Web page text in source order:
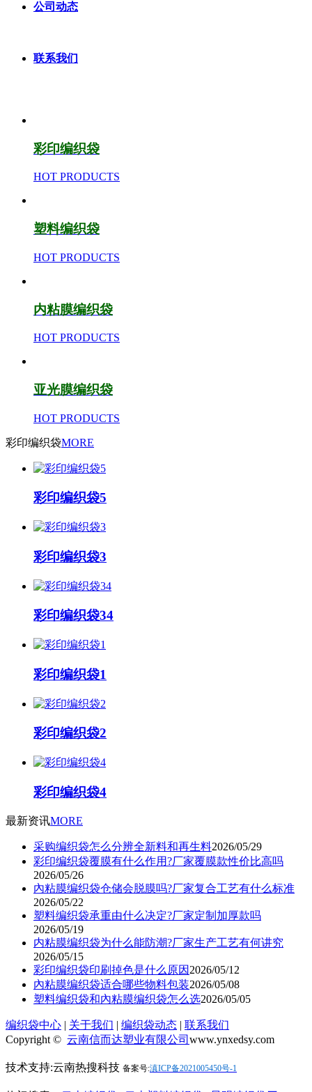
公司动态
联系我们
彩印编织袋
HOT PRODUCTS
塑料编织袋
HOT PRODUCTS
内粘膜编织袋
HOT PRODUCTS
亚光膜编织袋
HOT PRODUCTS
彩印编织袋MORE
彩印编织袋5
彩印编织袋3
彩印编织袋34
彩印编织袋1
彩印编织袋2
彩印编织袋4
最新资讯MORE
采购编织袋怎么分辨全新料和再生料2026/05/29
彩印编织袋覆膜有什么作用?厂家覆膜款性价比高吗
2026/05/26
內粘膜编织袋仓储会脱膜吗?厂家复合工艺有什么标准
2026/05/22
塑料编织袋承重由什么决定?厂家定制加厚款吗
2026/05/19
内粘膜编织袋为什么能防潮?厂家生产工艺有何讲究
2026/05/15
彩印编织袋印刷掉色是什么原因 2026/05/12
內粘膜编织袋适合哪些物料包装2026/05/08
塑料编织袋和內粘膜编织袋怎么选2026/05/05
编织袋中心 | 关于我们 | 编织袋动态 | 联系我们
Copyright © 云南信而达塑业有限公司 www.ynxedsy.com
技术支持:云南热搜科技 备案号:滇ICP备2021005450号-1